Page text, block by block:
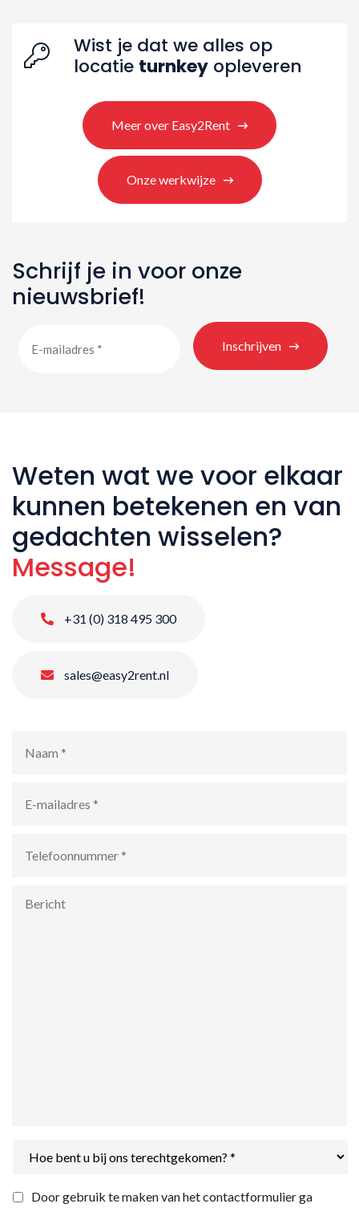
Wist je dat we alles op
locatie turnkey opleveren
Meer over Easy2Rent
Onze werkwijze
Schrijf je in voor onze
nieuwsbrief!
Inschrijven
Weten wat we voor elkaar
kunnen betekenen en van
gedachten wisselen?
Message!
+31 (0) 318 495 300
sales@easy2rent.nl
mailadres *
bent
bij
ons
Privacyverklaring *
Door gebruik te maken van het contactformulier ga